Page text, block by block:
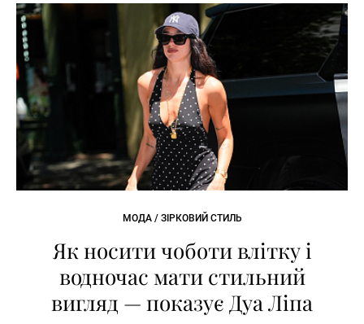
МОДА / ЗІРКОВИЙ СТИЛЬ
Як носити чоботи влітку і
водночас мати стильний
вигляд — показує Дуа Ліпа